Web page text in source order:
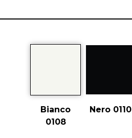
Bianco
0108
Nero 0110